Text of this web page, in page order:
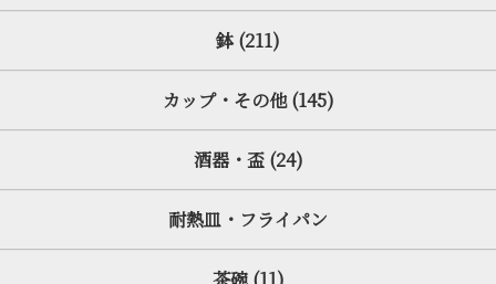
鉢 (211)
カップ・その他 (145)
酒器・盃 (24)
耐熱皿・フライパン
茶碗 (11)